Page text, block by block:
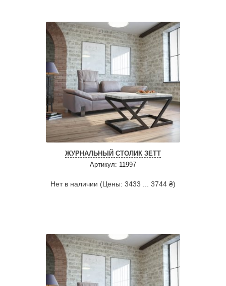
ЖУРНАЛЬНЫЙ СТОЛИК ЗЕТТ
Артикул: 11997
Нет в наличии (Цены: 3433 ... 3744 ₴)